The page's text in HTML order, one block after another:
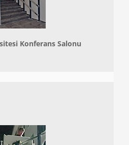
Konferans Salonu